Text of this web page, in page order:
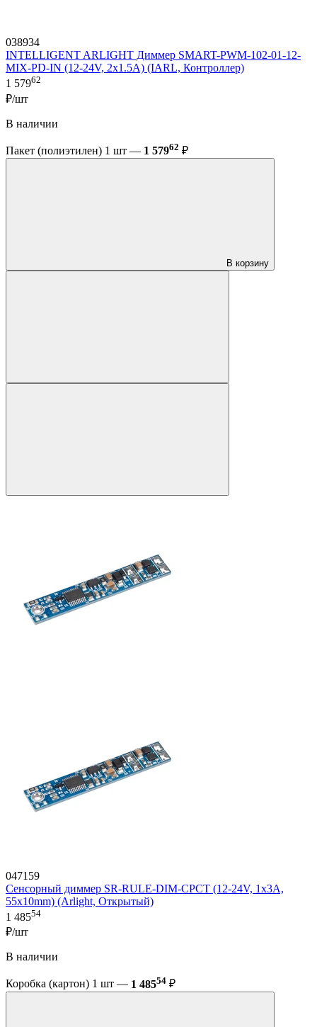
038934
INTELLIGENT ARLIGHT Диммер SMART-PWM-102-01-12-
MIX-PD-IN (12-24V, 2x1.5A) (IARL, Контроллер)
1 57962
₽/шт
В наличии
Пакет (полиэтилен) 1 шт — 1 57962 ₽
В корзину
047159
Сенсорный диммер SR-RULE-DIM-CPCT (12-24V, 1x3A,
55x10mm) (Arlight, Открытый)
1 48554
₽/шт
В наличии
Коробка (картон) 1 шт — 1 48554 ₽